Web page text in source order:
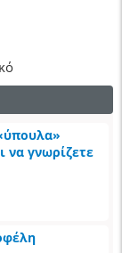
να γνωρίζετε